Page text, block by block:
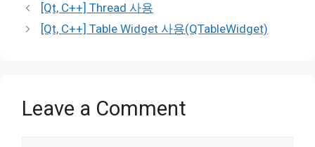
[Qt, C++] Thread 사용
[Qt, C++] Table Widget 사용(QTableWidget)
Leave a Comment